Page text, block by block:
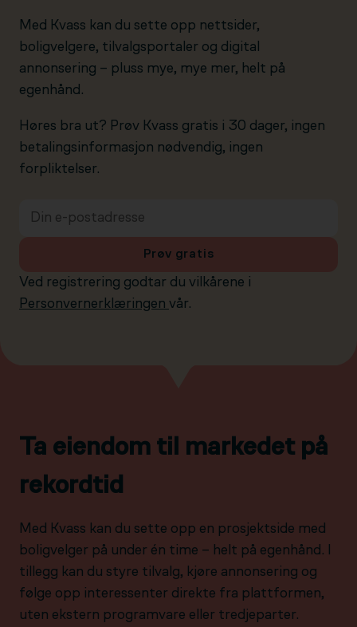
Med Kvass kan du sette opp nettsider,
boligvelgere, tilvalgsportaler og digital
annonsering – pluss mye, mye mer, helt på
egenhånd.
Høres bra ut? Prøv Kvass gratis i 30 dager, ingen
betalingsinformasjon nødvendig, ingen
forpliktelser.
Ved registrering godtar du vilkårene i
Personvernerklæringen vår.
Prøv gratis
Ta eiendom til markedet på
rekordtid
Med Kvass kan du sette opp en prosjektside med
boligvelger på under én time – helt på egenhånd. I
tillegg kan du styre tilvalg, kjøre annonsering og
følge opp interessenter direkte fra plattformen,
uten ekstern programvare eller tredjeparter.